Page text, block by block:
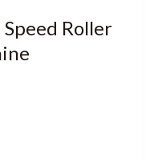
​​Roller